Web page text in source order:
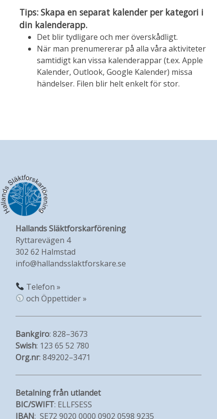
Tips: Skapa en separat kalender per kategori i
din kalenderapp.
Det blir tydligare och mer överskådligt.
När man prenumererar på alla våra aktiviteter
samtidigt kan vissa kalenderappar (t.ex. Apple
Kalender, Outlook, Google Kalender) missa
händelser. Filen blir helt enkelt för stor.
Hallands Släktforskarförening
Ryttarevägen 4
302 62 Halmstad
info@hallandsslaktforskare.se
Telefon »
och Öppettider »
Bankgiro: 828–3673
Swish: 123 65 52 780
Org.nr: 849202–3471
Betalning från utlandet
BIC/SWIFT: ELLFSESS
IBAN: SE72 9020 0000 0902 0598 9235